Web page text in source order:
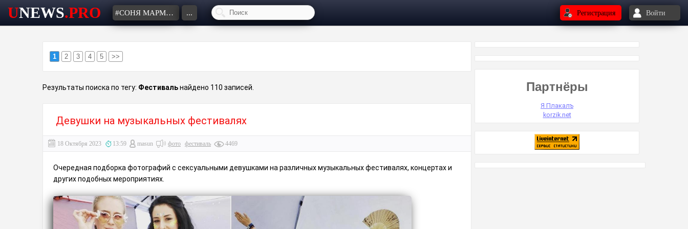
UNEWS.PRO #СОНЯ МАРМЕЛАДОВА ... Регистрация Войти
1 2 3 4 5 >>
Результаты поиска по тегу: Фестивальнайдено 110 записей.
Девушки на музыкальных фестивалях
18 Октября 2023 13:59 masun фото фестиваль 4469
Очередная подборка фотографий с сексуальными девушками на различных музыкальных фестивалях, концертах и
других подобных мероприятиях.
Партнёры
Я Плакалъ
korzik.net